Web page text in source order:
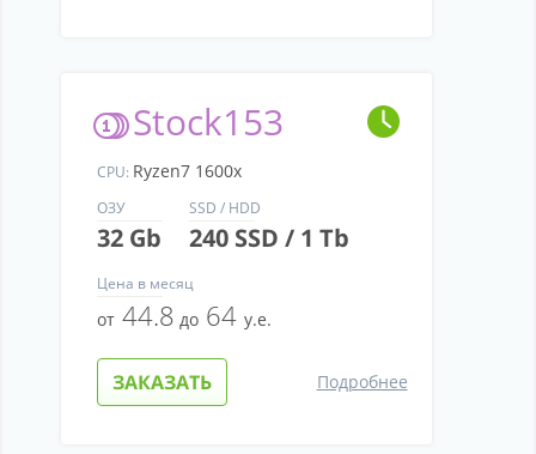
Stock153
CPU: Ryzen7 1600x
ОЗУ
32 Gb
SSD / HDD
240 SSD / 1 Tb
Цена в месяц
от44.8 до64 у.е.
ЗАКАЗАТЬ Подробнее